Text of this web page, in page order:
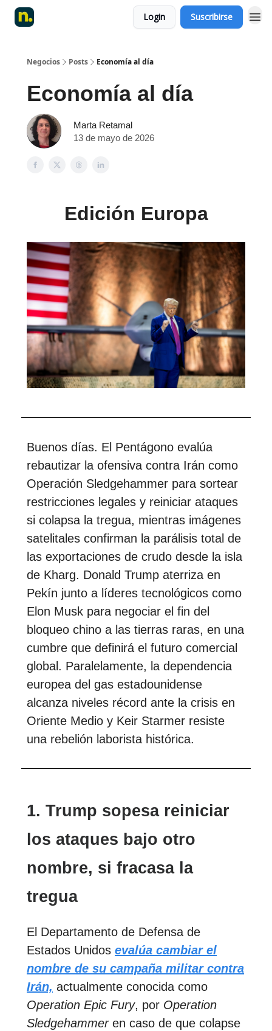
Login Suscribirse
Negocios Posts Economía al día
Economía al día
Marta Retamal
13 de mayo de 2026
Edición Europa
Buenos días. El Pentágono evalúa
rebautizar la ofensiva contra Irán como
Operación Sledgehammer para sortear
restricciones legales y reiniciar ataques
si colapsa la tregua, mientras imágenes
satelitales confirman la parálisis total de
las exportaciones de crudo desde la isla
de Kharg. Donald Trump aterriza en
Pekín junto a líderes tecnológicos como
Elon Musk para negociar el fin del
bloqueo chino a las tierras raras, en una
cumbre que definirá el futuro comercial
global. Paralelamente, la dependencia
europea del gas estadounidense
alcanza niveles récord ante la crisis en
Oriente Medio y Keir Starmer resiste
una rebelión laborista histórica.
1. Trump sopesa reiniciar
los ataques bajo otro
nombre, si fracasa la
tregua
El Departamento de Defensa de
Estados Unidos evalúa cambiar el
nombre de su campaña militar contra
Irán, actualmente conocida como
Operation Epic Fury, por Operation
Sledgehammeren caso de que colapse